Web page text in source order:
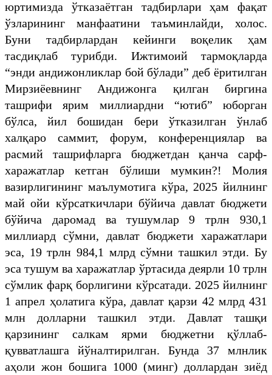
юртимизда ўтказаётган тадбирлари ҳам фақат
ўзларининг манфаатини таъминлайди, холос.
Буни тадбирлардан кейинги воқелик ҳам
тасдиқлаб турибди. Ижтимоий тармоқларда
“энди андижонликлар бой бўлади” деб ёритилган
Мирзиёевнинг Андижонга қилган биргина
ташрифи ярим миллиардни “ютиб” юборган
бўлса, йил бошидан бери ўтказилган ўнлаб
халқаро саммит, форум, конференциялар ва
расмий ташрифларга бюджетдан қанча сарф-
харажатлар кетган бўлиши мумкин?! Молия
вазирлигининг маълумотига кўра, 2025 йилнинг
май ойи кўрсаткичлари бўйича давлат бюджети
бўйича даромад ва тушумлар 9 трлн 930,1
миллиард сўмни, давлат бюджети харажатлари
эса, 19 трлн 984,1 млрд сўмни ташкил этди. Бу
эса тушум ва харажатлар ўртасида деярли 10 трлн
сўмлик фарқ борлигини кўрсатади. 2025 йилнинг
1 апрел ҳолатига кўра, давлат қарзи 42 млрд 431
млн долларни ташкил этди. Давлат ташқи
қарзининг салкам ярми бюджетни қўллаб-
қувватлашга йўналтирилган. Бунда 37 млнлик
аҳоли жон бошига 1000 (минг) доллардан зиёд